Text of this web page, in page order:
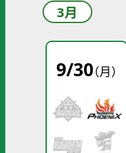
3月
9/30（月）